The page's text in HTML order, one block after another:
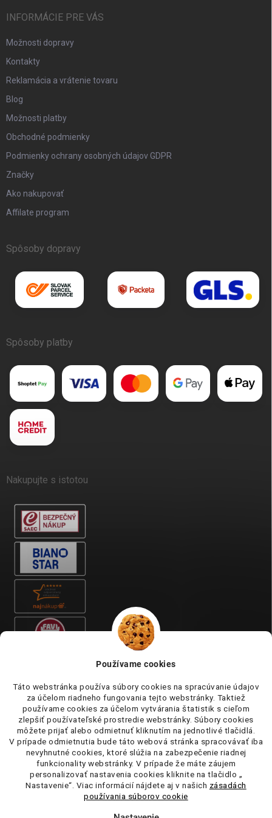
Používame cookies
Táto webstránka používa súbory cookies na spracúvanie údajov
za účelom riadneho fungovania tejto webstránky. Taktiež
používame cookies za účelom vytvárania štatistik s cieľom
zlepšiť používateľské prostredie webstránky. Súbory cookies
môžete prijať alebo odmietnuť kliknutím na jednotlivé tlačidlá.
V prípade odmietnutia bude táto webová stránka spracovávať iba
nevyhnutné cookies, ktoré slúžia na zabezpečenie riadnej
funkcionality webstránky. V prípade že máte záujem
personalizovať nastavenia cookies kliknite na tlačidlo „
Nastavenie“. Viac informácií nájdete aj v našich zásadách
používania súborov cookie
INFORMÁCIE PRE VÁS
Možnosti dopravy
Kontakty
Reklamácia a vrátenie tovaru
Blog
Možnosti platby
Obchodné podmienky
Podmienky ochrany osobných údajov GDPR
Značky
Ako nakupovať
Affilate program
Spôsoby dopravy
Spôsoby platby
Nakupujte s istotou